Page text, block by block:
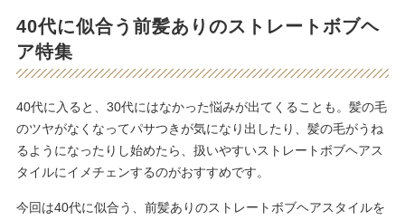
40代に似合う前髪ありのストレートボブヘ
ア特集
40代に入ると、30代にはなかった悩みが出てくることも。髪の毛
のツヤがなくなってパサつきが気になり出したり、髪の毛がうね
るようになったりし始めたら、扱いやすいストレートボブヘアス
タイルにイメチェンするのがおすすめです。
今回は40代に似合う、前髪ありのストレートボブヘアスタイルを